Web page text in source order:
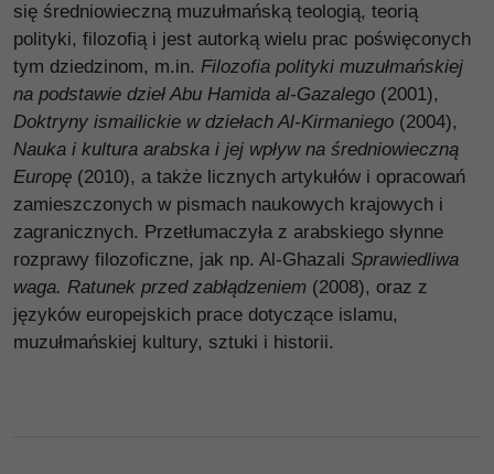
się średniowieczną muzułmańską teologią, teorią
polityki, filozofią i jest autorką wielu prac poświęconych
tym dziedzinom, m.in. Filozofia polityki muzułmańskiej
na podstawie dzieł Abu Hamida al-Gazalego (2001),
Doktryny ismailickie w dziełach Al-Kirmaniego (2004),
Nauka i kultura arabska i jej wpływ na średniowieczną
Europę (2010), a także licznych artykułów i opracowań
zamieszczonych w pismach naukowych krajowych i
zagranicznych. Przetłumaczyła z arabskiego słynne
rozprawy filozoficzne, jak np. Al-Ghazali Sprawiedliwa
waga. Ratunek przed zabłądzeniem (2008), oraz z
języków europejskich prace dotyczące islamu,
muzułmańskiej kultury, sztuki i historii.